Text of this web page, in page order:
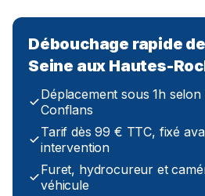
Débouchage rapide
Seine aux Hautes-
Déplacement sous 1h
Conflans
Tarif dès 99 € TTC, fixé
intervention
Furet, hydrocureur et
véhicule